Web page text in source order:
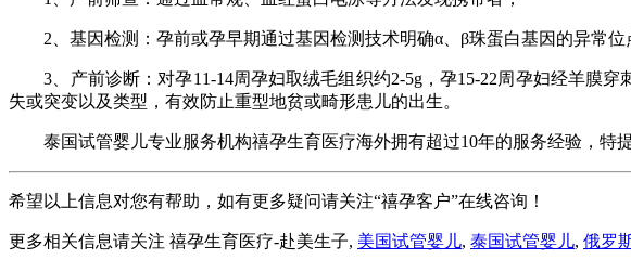
2、基因检测：孕前或孕早期通过基因检测技术明确α、β珠蛋白基因的异常位
3、产前诊断：对孕11-14周孕妇取绒毛组织约2-5g，孕15-22周孕妇经羊膜穿
失或突变以及类型，有效防止重型地贫或畸形患儿的出生。
泰国试管婴儿专业服务机构禧孕生育医疗海外拥有超过10年的服务经验，特
希望以上信息对您有帮助，如有更多疑问请关注“禧孕客户”在线咨询！
更多相关信息请关注 禧孕生育医疗-赴美生子, 美国试管婴儿, 泰国试管婴儿, 俄罗